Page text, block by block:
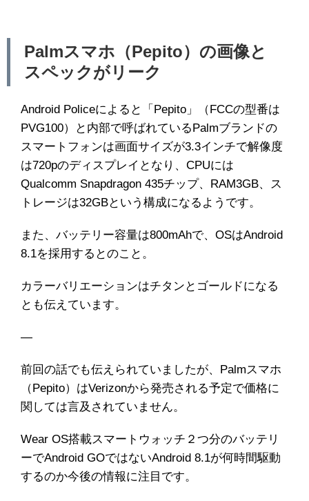
Palmスマホ（Pepito）の画像と
スペックがリーク
Android Policeによると「Pepito」（FCCの型番は
PVG100）と内部で呼ばれているPalmブランドの
スマートフォンは画面サイズが3.3インチで解像度
は720pのディスプレイとなり、CPUには
Qualcomm Snapdragon 435チップ、RAM3GB、ス
トレージは32GBという構成になるようです。
また、バッテリー容量は800mAhで、OSはAndroid
8.1を採用するとのこと。
カラーバリエーションはチタンとゴールドになる
とも伝えています。
―
前回の話でも伝えられていましたが、Palmスマホ
（Pepito）はVerizonから発売される予定で価格に
関しては言及されていません。
Wear OS搭載スマートウォッチ２つ分のバッテリ
ーでAndroid GOではないAndroid 8.1が何時間駆動
するのか今後の情報に注目です。